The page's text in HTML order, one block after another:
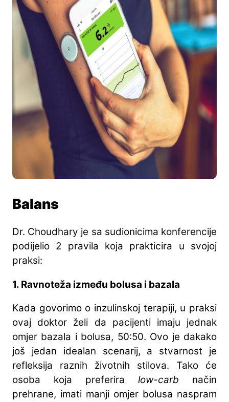
Balans
Dr. Choudhary je sa sudionicima konferencije
podijelio 2 pravila koja prakticira u svojoj
praksi:
1. Ravnoteža između bolusa i bazala
Kada govorimo o inzulinskoj terapiji, u praksi
ovaj doktor želi da pacijenti imaju jednak
omjer bazala i bolusa, 50:50. Ovo je dakako
još jedan idealan scenarij, a stvarnost je
refleksija raznih životnih stilova. Tako će
osoba koja preferira low-carb način
prehrane, imati manji omjer bolusa naspram